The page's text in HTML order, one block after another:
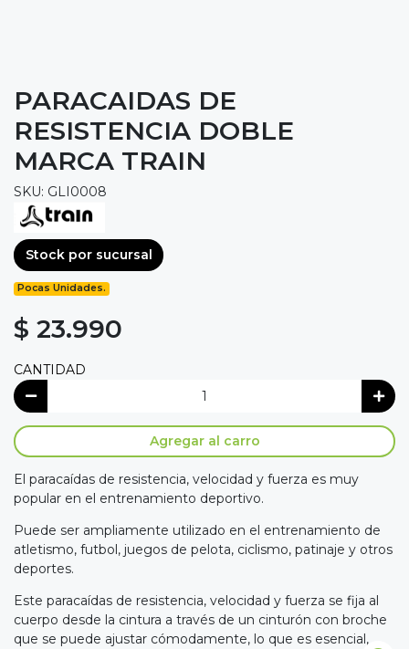
PARACAIDAS DE
RESISTENCIA DOBLE
MARCA TRAIN
SKU: GLI0008
Stock por sucursal
Pocas Unidades.
$ 23.990
CANTIDAD
Agregar al carro
El paracaídas de resistencia, velocidad y fuerza es muy
popular en el entrenamiento deportivo.
Puede ser ampliamente utilizado en el entrenamiento de
atletismo, futbol, juegos de pelota, ciclismo, patinaje y otros
deportes.
Este paracaídas de resistencia, velocidad y fuerza se fija al
cuerpo desde la cintura a través de un cinturón con broche
que se puede ajustar cómodamente, lo que es esencial,